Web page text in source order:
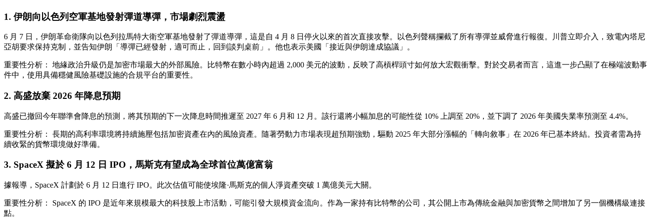
1. 伊朗向以色列空軍基地發射彈道導彈，市場劇烈震盪
6 月 7 日，伊朗革命衛隊向以色列拉馬特大衛空軍基地發射了彈道導彈，這是自 4 月 8 日停火以來的首次直接攻擊。以色列聲稱攔截了所有導彈並威脅進行報復。川普立即介入，致電內塔尼
亞胡要求保持克制，並告知伊朗「導彈已經發射，適可而止，回到談判桌前」。他也表示美國「接近與伊朗達成協議」。
重要性分析：
地緣政治升級仍是加密市場最大的外部風險。比特幣在數小時內超過 2,000 美元的波動，反映了高槓桿頭寸如何放大宏觀衝擊。對於交易者而言，這進一步凸顯了在極端波動事
件中，使用具備穩健風險基礎設施的合規平台的重要性。
2. 高盛放棄 2026 年降息預期
高盛已撤回今年聯準會降息的預測，將其預期的下一次降息時間推遲至 2027 年 6 月和 12 月。該行還將小幅加息的可能性從 10% 上調至 20%，並下調了 2026 年美國失業率預測至 4.4%。
重要性分析：
長期的高利率環境將持續施壓包括加密資產在內的風險資產。隨著勞動力市場表現超預期強勁，驅動 2025 年大部分漲幅的「轉向敘事」在 2026 年已基本終結。投資者需為持
續收緊的貨幣環境做好準備。
3. SpaceX 擬於 6 月 12 日 IPO，馬斯克有望成為全球首位萬億富翁
據報導，SpaceX 計劃於 6 月 12 日進行 IPO。此次估值可能使埃隆·馬斯克的個人淨資產突破 1 萬億美元大關。
重要性分析：
SpaceX 的 IPO 是近年來規模最大的科技股上市活動，可能引發大規模資金流向。作為一家持有比特幣的公司，其公開上市為傳統金融與加密貨幣之間增加了另一個機構級連接
點。